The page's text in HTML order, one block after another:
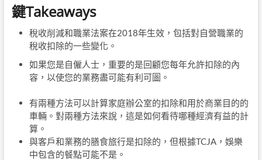
鍵Takeaways
稅收削減和職業法案在2018年生效，包括對自營職業的
稅收扣除的一些變化。
如果您是自僱人士，重要的是回顧您每年允許扣除的內
容，以使您的業務盡可能有利可圖。
有兩種方法可以計算家庭辦公室的扣除和用於商業目的的
車輛。對兩種方法來說，這是如何看待哪種經濟有益的計
算。
與客戶和業務的膳食旅行是扣除的，但根據TCJA，娛樂
中包含的餐點可能不是。